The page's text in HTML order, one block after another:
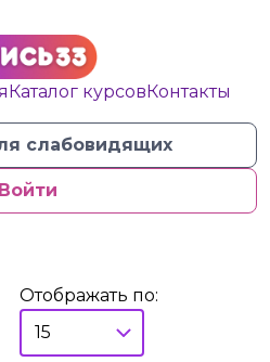
Каталог курсовКонтакты
слабовидящих
Войти
Отображать по: